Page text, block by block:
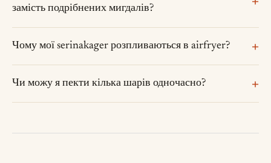
замість подрібнених мигдалів?
Чому мої serinakager розпливаються в airfryer?
Чи можу я пекти кілька шарів одночасно?